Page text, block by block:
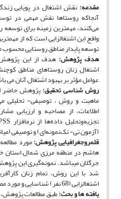
مقدمه: نقش اشتغال در پویایی
آنجاکه روستاها نقش مهمی در
می‌کنند، مهمترین زمینه برای
واقع این اشتغالزایی است که از
توسعه پایدار مناطق روستایی
هدف پژوهش: هدف از این
اشتغال زنان روستاهای مناطق
عوامل مؤثر بر بهبود اشتغال آنان می
روش ­شناسی تحقیق:پژوهش حاضر
ماهیت و روش ، توصیفی- تحلیلی
(آزمون تی- تک‌نمونه‌ای) و توصیفی
قلمروجغرافیایی پژوهش:مورد
هاشم در منطقه مرزی شمال استان
جرگلان می­باشد. نمونه‌گیری این
شد با این روش، تمام زنان
اشتغالزایی (68 نفر) شناسایی و مورد مصاحبه قرار گیرند.
یافته­ ها و بحث:طبق مطالعات